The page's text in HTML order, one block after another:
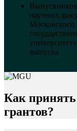
научных
Московского
выпуска
Как принять
грантов?